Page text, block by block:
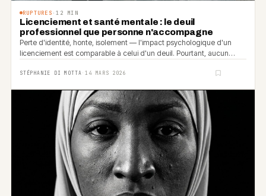
RUPTURES ·12 MIN
Licenciement et santé mentale : le deuil
professionnel que personne n'accompagne
Perte d'identité, honte, isolement — l'impact psychologique d'un
licenciement est comparable à celui d'un deuil. Pourtant, aucun
STÉPHANIE DI MOTTA ·14 MARS 2026